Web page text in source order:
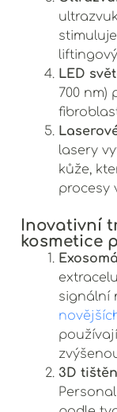
LED
700 nm)
lasery
kůže,
procesy
Inovativní
kosmetice
signální
3D